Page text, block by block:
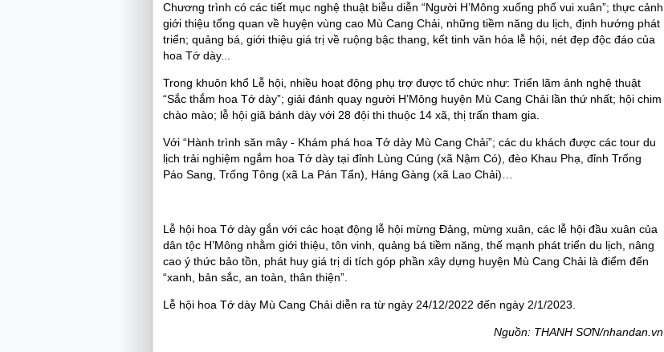
Chương trình có các tiết mục nghệ thuật biễu diễn “Người H’Mông xuống phố vui xuân”; thực cảnh
giới thiệu tổng quan về huyện vùng cao Mù Cang Chải, những tiềm năng du lịch, định hướng phát
triển; quảng bá, giới thiệu giá trị về ruộng bậc thang, kết tinh văn hóa lễ hội, nét đẹp độc đáo của
hoa Tớ dày...
Trong khuôn khổ Lễ hội, nhiều hoạt động phụ trợ được tổ chức như: Triển lãm ảnh nghệ thuật
“Sắc thắm hoa Tớ dày”; giải đánh quay người H’Mông huyện Mù Cang Chải lần thứ nhất; hội chim
chào mào; lễ hội giã bánh dày với 28 đội thi thuộc 14 xã, thị trấn tham gia.
Với “Hành trình săn mây - Khám phá hoa Tớ dày Mù Cang Chải”; các du khách được các tour du
lịch trải nghiệm ngắm hoa Tớ dày tại đỉnh Lùng Cúng (xã Nậm Có), đèo Khau Phạ, đỉnh Trống
Páo Sang, Trống Tông (xã La Pán Tẩn), Háng Gàng (xã Lao Chải)…
Lễ hội hoa Tớ dày gắn với các hoạt động lễ hội mừng Đảng, mừng xuân, các lễ hội đầu xuân của
dân tộc H’Mông nhằm giới thiệu, tôn vinh, quảng bá tiềm năng, thế mạnh phát triển du lịch, nâng
cao ý thức bảo tồn, phát huy giá trị di tích góp phần xây dựng huyện Mù Cang Chải là điểm đến
“xanh, bản sắc, an toàn, thân thiện”.
Lễ hội hoa Tớ dày Mù Cang Chải diễn ra từ ngày 24/12/2022 đến ngày 2/1/2023.
Nguồn: THANH SƠN/nhandan.vn